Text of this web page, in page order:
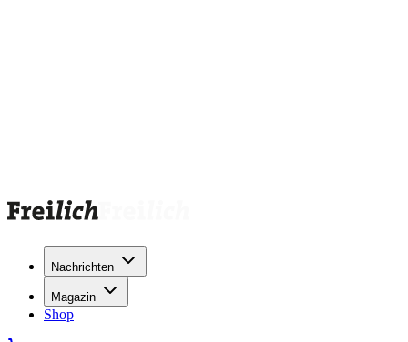
Nachrichten
Magazin
Shop